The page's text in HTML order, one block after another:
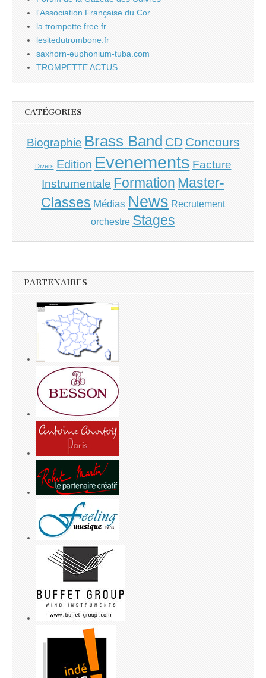
l'Association Française du Cor
la.trompette.free.fr
lesitedutrombone.fr
saxhorn-euphonium-tuba.com
TROMPETTE ACTUS
CATÉGORIES
Biographie Brass Band CD Concours
Divers Edition Evenements Facture
Instrumentale Formation Master-
Classes Médias News Recrutement
orchestre Stages
PARTENAIRES